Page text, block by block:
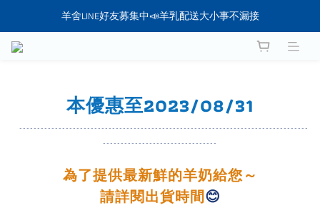
想找新鮮羊乳？直接幫你送到家❤️
羊舍LINE好友募集中📣羊乳配送大小事不漏接
本優惠至2023/08/31
---------------------------------------------------------------------------------
--------------------------------
為了提供最新鮮的羊奶給您～
請詳閱出貨時間😊